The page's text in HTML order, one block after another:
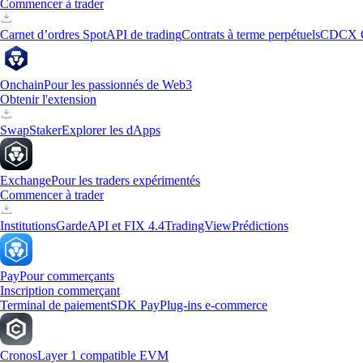
Commencer à trader
Carnet d’ordres SpotAPI de tradingContrats à terme perpétuelsCDCX
OnchainPour les passionnés de Web3
Obtenir l'extension
SwapStakerExplorer les dApps
ExchangePour les traders expérimentés
Commencer à trader
InstitutionsGardeAPI et FIX 4.4TradingViewPrédictions
PayPour commerçants
Inscription commerçant
Terminal de paiementSDK PayPlug-ins e-commerce
CronosLayer 1 compatible EVM